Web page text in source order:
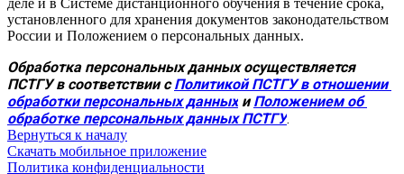
установленного для хранения документов законодательством
России и Положением о персональных данных.
Обработка персональных данных осуществляется
ПСТГУ в соответствии с Политикой ПСТГУ в отношении
обработки персональных данных и Положением об
обработке персональных данных ПСТГУ.
Вернуться к началу
Скачать мобильное приложение
Политика конфиденциальности